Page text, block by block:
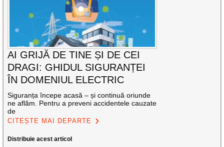
AI GRIJĂ DE TINE ȘI DE CEI
DRAGI: GHIDUL SIGURANȚEI
ÎN DOMENIUL ELECTRIC
Siguranța începe acasă – și continuă oriunde
ne aflăm. Pentru a preveni accidentele cauzate
de
CITEȘTE MAI DEPARTE
Distribuie acest articol